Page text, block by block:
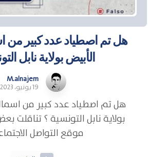
هل تم اصطياد عدد كبير
الأبيض بولاية نابل
M.alnajem
19 يونيو، 2023
هل تم اصطياد عدد كبير من
بولاية نابل التونسية ؟ تناقلت
موقع التواصل